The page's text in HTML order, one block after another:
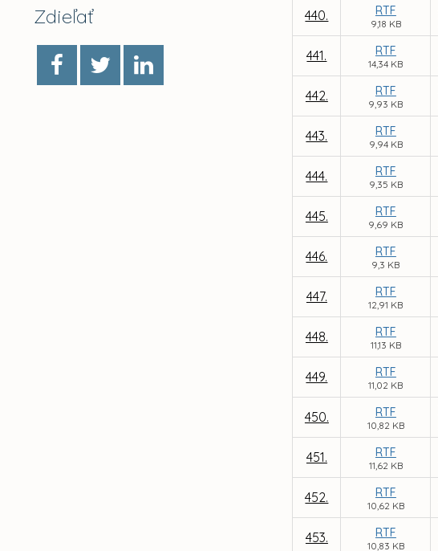
Zdieľať 440. RTF
9,18 KB
441. RTF
14,34 KB
442. RTF
9,93 KB
443. RTF
9,94 KB
444. RTF
9,35 KB
445. RTF
9,69 KB
446. RTF
9,3 KB
447. RTF
12,91 KB
448. RTF
11,13 KB
449. RTF
11,02 KB
450. RTF
10,82 KB
451. RTF
11,62 KB
452. RTF
10,62 KB
453. RTF
10,83 KB